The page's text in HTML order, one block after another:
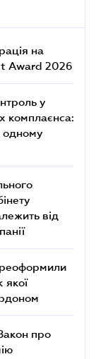
на
Award 2026
у
комплаєнса:
одному
від
якої
про